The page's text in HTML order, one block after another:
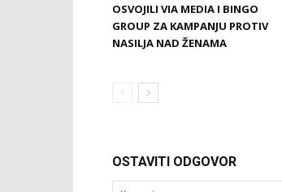
OSVOJILI VIA MEDIA I BINGO
GROUP ZA KAMPANJU PROTIV
NASILJA NAD ŽENAMA
OSTAVITI ODGOVOR